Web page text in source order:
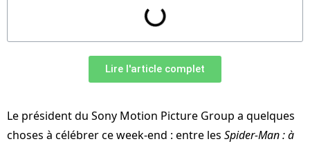
Lire l'article complet
Le président du Sony Motion Picture Group a quelques
choses à célébrer ce week-end : entre les Spider-Man : à